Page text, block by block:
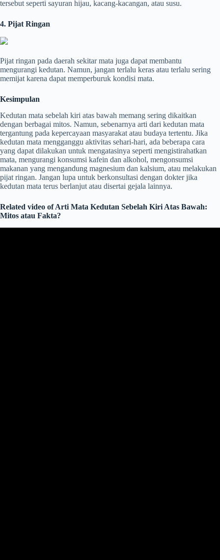
tersebut seperti sayuran hijau, kacang-kacangan, atau susu.
4. Pijat Ringan
Pijat ringan pada daerah sekitar mata juga dapat membantu
mengurangi kedutan. Namun, jangan terlalu keras atau terlalu sering
memijat karena dapat memperburuk kondisi mata.
Kesimpulan
Kedutan mata sebelah kiri atas bawah memang sering dikaitkan
dengan berbagai mitos. Namun, sebenarnya arti dari kedutan mata
tergantung pada kepercayaan masyarakat atau budaya tertentu. Jika
kedutan mata mengganggu aktivitas sehari-hari, ada beberapa cara
yang dapat dilakukan untuk mengatasinya seperti mengistirahatkan
mata, mengurangi konsumsi kafein dan alkohol, mengonsumsi
makanan yang mengandung magnesium dan kalsium, atau melakukan
pijat ringan. Jangan lupa untuk berkonsultasi dengan dokter jika
kedutan mata terus berlanjut atau disertai gejala lainnya.
Related video of Arti Mata Kedutan Sebelah Kiri Atas Bawah:
Mitos atau Fakta?